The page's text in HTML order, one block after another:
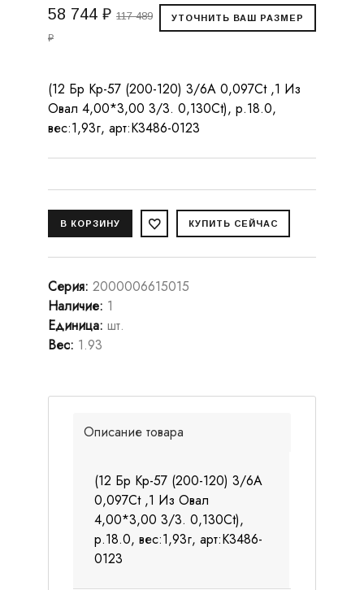
58 744 ₽ 117 489
₽
(12 Бр Кр-57 (200-120) 3/6А 0,097Ct ,1 Из
Овал 4,00*3,00 3/3. 0,130Ct), р.18.0,
вес:1,93г, арт:К3486-0123
Серия: 2000006615015
Наличие: 1
Единица: шт.
Вес: 1.93
Описание товара
(12 Бр Кр-57 (200-120) 3/6А
0,097Ct ,1 Из Овал
4,00*3,00 3/3. 0,130Ct),
р.18.0, вес:1,93г, арт:К3486-
0123